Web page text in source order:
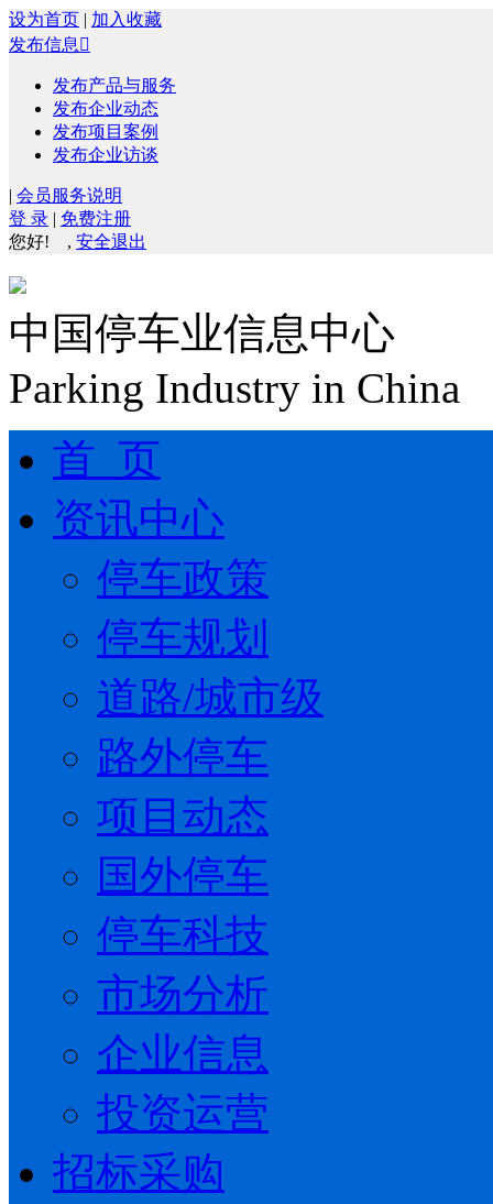
设为首页 | 加入收藏
发布信息 
发布产品与服务
发布企业动态
发布项目案例
发布企业访谈
| 会员服务说明
登 录 | 免费注册
您好!
, 安全退出
中国停车业信息中心
Parking Industry in China
首 页
资讯中心
停车政策
停车规划
道路/城市级
路外停车
项目动态
国外停车
停车科技
市场分析
企业信息
投资运营
招标采购